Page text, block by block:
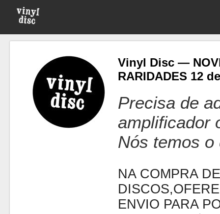
Vinyl Disc —
RARIDADES 12
Precisa de
amplificador
Nós temos o
NA COMPRA
ENVIO PARA